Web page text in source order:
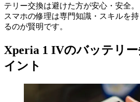
テリー交換は避けた方が安心・安全。
スマホの修理は専門知識・スキルを
るのが賢明です。
Xperia 1 IVのバッテリ
イント